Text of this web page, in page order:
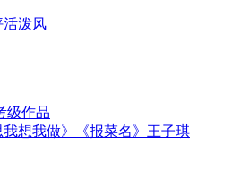
活泼风
级作品
想我做》《报菜名》王子琪